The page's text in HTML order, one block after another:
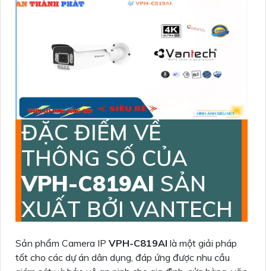
ĐẶC ĐIỂM VỀ
THÔNG SỐ CỦA
VPH-C819AI SẢN
XUẤT BỞI VANTECH
Sản phẩm Camera IP VPH-C819AI là một giải pháp
tốt cho các dự án dân dụng, đáp ứng được nhu cầu